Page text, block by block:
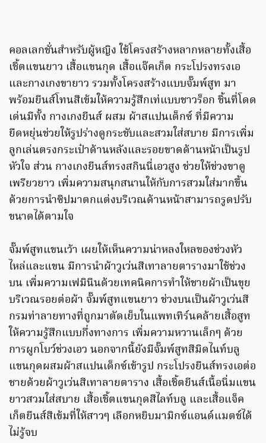
คอลเลกชั่นสำหรับผู้หญิง ใช้โครงสร้างหลากหลายทั้งเสื้อ
เชิ้ตแขนยาว เสื้อแขนกุด เสื้อแจ๊คเก็ต กระโปรงทรงเอ
และกางเกงขายาว รวมทั้งโครงสร้างแบบจั๊มพ์สูท มา
พร้อมยีนส์โทนสีเข้มให้ความรู้สึกเท่แบบชาวร็อก ชิ้นที่โดด
เด่นมีทั้ง กางเกงยีนส์ ผสม ผ้าสแปนเด็กซ์ ที่มีความ
ยืดหยุ่นช่วยให้รูปร่างดูกระชับและสวมใส่สบาย มีการเพิ่ม
ลูกเล่นตรงกระเป๋าด้านหลังและรอยขาดด้านหน้าเป็นรูป
หัวใจ ส่วน กางเกงยีนส์ทรงสกินนี่เอวสูง ช่วยให้ช่วงขาดู
เพรียวยาว เพิ่มความสนุกสนานให้กับการสวมใส่มากขึ้น
ด้วยการนำซิปมาตกแต่งบริเวณด้านหน้าสามารถรูดปรับ
ขนาดได้ตามใจ
จั๊มพ์สูทแขนเว้า เผยให้เห็นความน่าหลงใหลของช่วงหัว
ไหล่และแขน มีการนำผ้าวูเว่นสีเทาลายตารางมาใช้ช่วง
บน เพิ่มความเฟมินีนด้วยเทคนิคการทำให้ชายผ้าเป็นขุย
บริเวณรอยต่อผ้า จั๊มพ์สูทแขนยาว ช่วงบนเป็นผ้าวูเว่นสี
กรมท่าลายทางที่ถูกมาตัดเย็บในแพทเทิร์นคล้ายเสื้อสูท
ให้ความรู้สึกแบบกึ่งทางการ เพิ่มความหวานเล็กๆ ด้วย
การผูกโบว์ช่วงเอว นอกจากนี้ยังมีจั๊มพ์สูทสีมิดไนท์บลู
แขนกุดผสมผ้าสแปนเด็กซ์เข้ารูป กระโปรงยีนส์ทรงเอต่อ
ชายด้วยผ้าวูเว่นสีเทาลายตาราง เสื้อเชิ้ตยีนส์เนื้อนิ่มแขน
ยาวสวมใส่สบาย เสื้อเชิ้ตแขนกุดสีไลท์บลู และเสื้อแจ็ค
เก็ตยีนส์สีเข้มที่ให้สาวๆ เลือกหยิบมามิกซ์แอนด์แมตช์ได้
ไม่รู้จบ